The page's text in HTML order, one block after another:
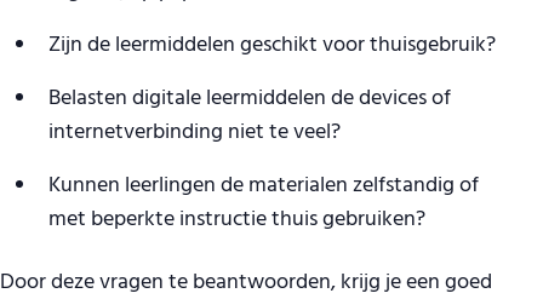
Zijn de leermiddelen geschikt voor thuisgebruik?
Belasten digitale leermiddelen de devices of
internetverbinding niet te veel?
Kunnen leerlingen de materialen zelfstandig of
met beperkte instructie thuis gebruiken?
Door deze vragen te beantwoorden, krijg je een goed